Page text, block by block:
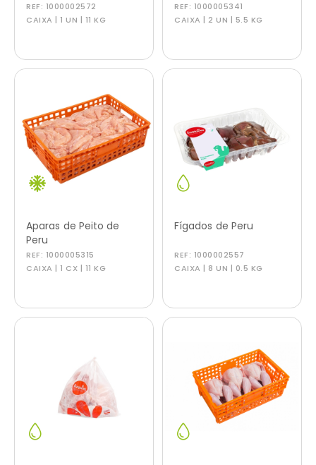
REF: 1000002572
CAIXA | 1 UN | 11 KG
REF: 1000005341
CAIXA | 2 UN | 5.5 KG
Aparas de Peito de
Peru
REF: 1000005315
CAIXA | 1 CX | 11 KG
Fígados de Peru
REF: 1000002557
CAIXA | 8 UN | 0.5 KG